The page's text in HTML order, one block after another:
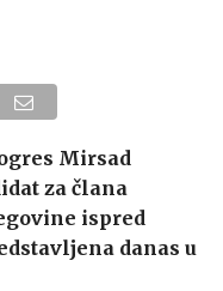
Mirsad
za člana
ispred
danas u